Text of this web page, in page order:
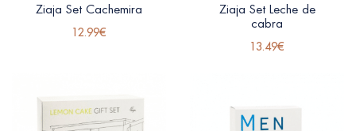
Ziaja Set Cachemira
12.99€
Ziaja Set Leche de
cabra
13.49€